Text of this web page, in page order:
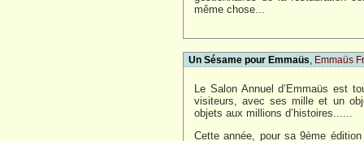
même chose...
Un Sésame pour Emmaüs Emmaüs
Le Salon Annuel d’Emmaüs est
visiteurs, avec ses mille et un
objets aux millions d’histoires......
Cette année, pour sa 9ème